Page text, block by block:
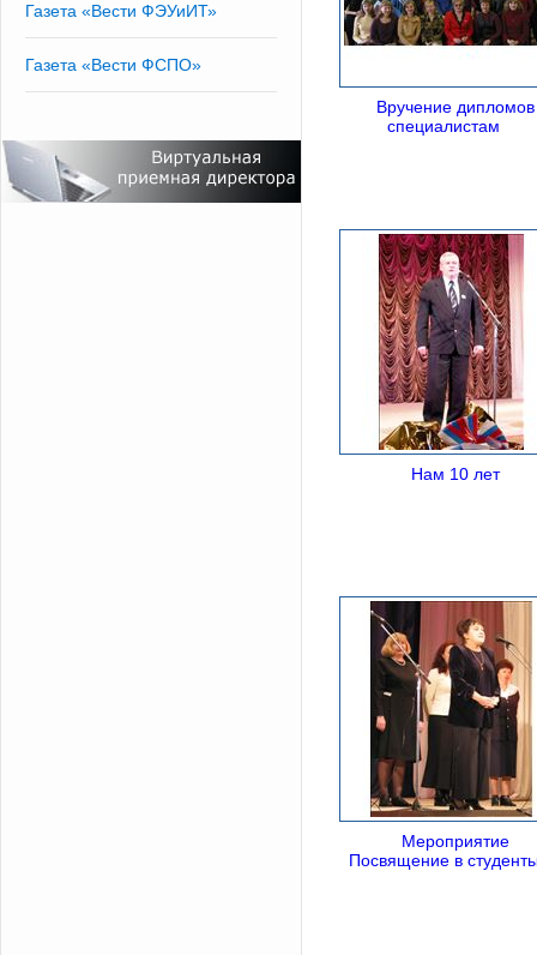
Газета «Вести ФЭУиИТ»
Газета «Вести ФСПО»
Вручение дипломов
специалистам
Нам 10 лет
Мероприятие
Посвящение в